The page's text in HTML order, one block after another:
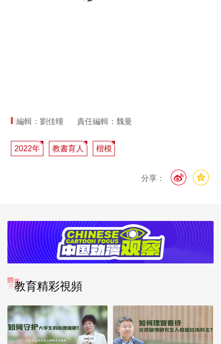
編輯：劉佳曈 責任編輯：魏曼
2022年 教書育人 楷模
分享：
教育精彩視頻